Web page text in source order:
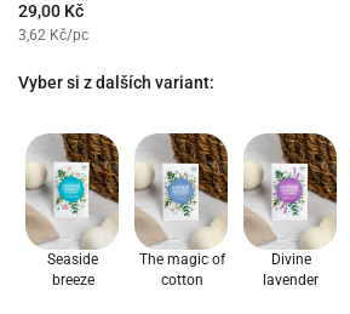
29,00 Kč
3,62 Kč/pc
Vyber si z dalších variant:
Seaside
breeze
The magic of
cotton
Divine
lavender